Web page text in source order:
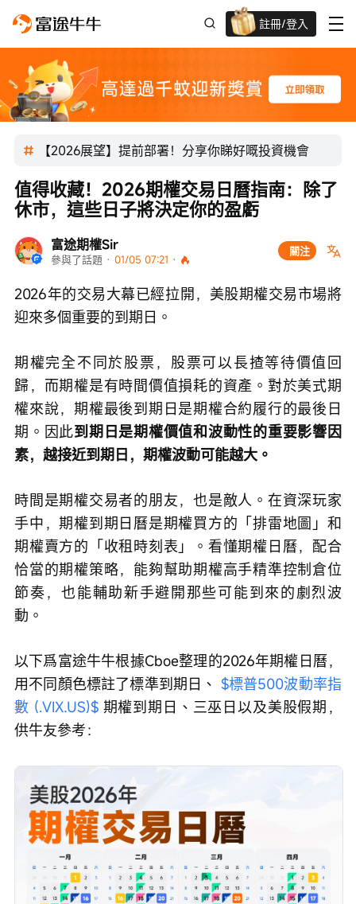
註冊/登入
高達過千蚊獎賞
【2026展望】提前部署！分享你睇好嘅投資機會
富途期權Sir
參與了話題 · 01/05 07:21 ·
關注
值得收藏！2026期權交易日曆指南：除了
休市，這些日子將決定你的盈虧
2026年的交易大幕已經拉開，美股期權交易市場將
迎來多個重要的到期日。
期權完全不同於股票，股票可以長揸等待價值回
歸，而期權是有時間價值損耗的資產。對於美式期
權來說，期權最後到期日是期權合約履行的最後日
期。因此到期日是期權價值和波動性的重要影響因
素，越接近到期日，期權波動可能越大。
時間是期權交易者的朋友，也是敵人。在資深玩家
手中，期權到期日曆是期權買方的「排雷地圖」和
期權賣方的「收租時刻表」。看懂期權日曆，配合
恰當的期權策略，能夠幫助期權高手精準控制倉位
節奏，也能輔助新手避開那些可能到來的劇烈波
動。
以下爲富途牛牛根據Cboe整理的2026年期權日曆，
用不同顏色標註了標準到期日、 $標普500波動率指
數 (.VIX.US)$ 期權到期日、三巫日以及美股假期，
供牛友參考：